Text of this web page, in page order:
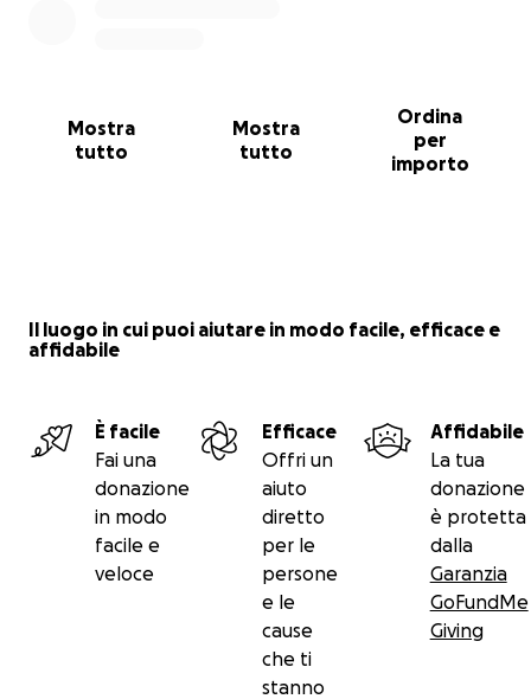
Mostra
tutto
Mostra
tutto
Ordina
per
importo
Il luogo in cui puoi aiutare in modo facile, efficace e
affidabile
È facile
Fai una
donazione
in modo
facile e
veloce
Efficace
Offri un
aiuto
diretto
per le
persone
e le
cause
che ti
stanno
Affidabile
La tua
donazione
è protetta
dalla
Garanzia
GoFundMe
Giving